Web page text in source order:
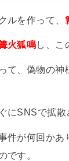
ルを作って、
火狐鳴し、こ
て、偽物の神
にSNSで拡散
件が何回か
です。